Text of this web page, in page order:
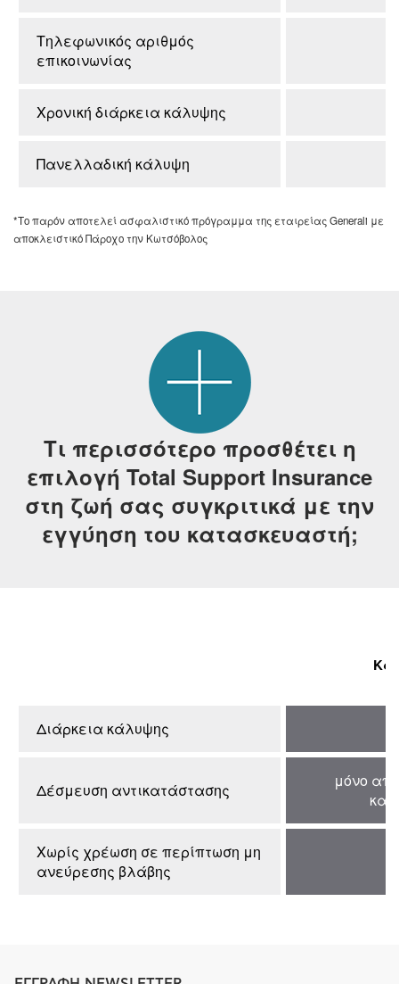
Τηλεφωνικός αριθμός
επικοινωνίας
Χρονική διάρκεια κάλυψης
Πανελλαδική κάλυψη
*Το παρόν αποτελεί ασφαλιστικό πρόγραμμα της εταιρείας Generali με
αποκλειστικό Πάροχο την Κωτσόβολος
Τι περισσότερο προσθέτει η
επιλογή Total Support Insurance
στη ζωή σας συγκριτικά με την
εγγύηση του κατασκευαστή;
Διάρκεια κάλυψης
Δέσμευση αντικατάστασης
μόνο
Χωρίς χρέωση σε περίπτωση μη
ανεύρεσης βλάβης